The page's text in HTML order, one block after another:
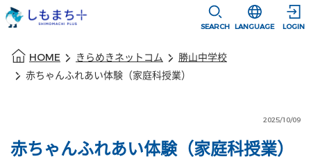
SEARCH
選択すると言
LANGUAGE LOGIN
HOME きらめきネットコム
勝山中学校
赤ちゃんふれあい体験（家庭科授業）
2025/10/09
赤ちゃんふれあい体験（家庭科授業）